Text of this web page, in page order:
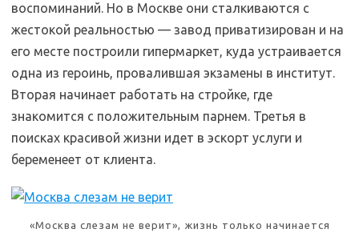
воспоминаний. Но в Москве они сталкиваются с
жестокой реальностью — завод приватизирован и на
его месте построили гипермаркет, куда устраивается
одна из героинь, провалившая экзамены в институт.
Вторая начинает работать на стройке, где
знакомится с положительным парнем. Третья в
поисках красивой жизни идет в эскорт услуги и
беременеет от клиента.
«Москва слезам не верит», жизнь только начинается